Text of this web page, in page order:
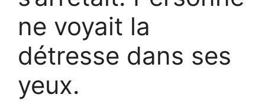
ne voyait la
détresse dans ses
yeux.